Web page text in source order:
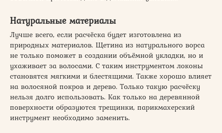
Натуральные материалы
Лучше всего, если расчёска будет изготовлена из
природных материалов. Щетина из натурального ворса
не только поможет в создании объёмной укладки, но и
ухаживает за волосами. С таким инструментом локоны
становятся мягкими и блестящими. Также хорошо влияет
на волосяной покров и дерево. Только такую расчёску
нельзя долго использовать. Как только на деревянной
поверхности образуются трещинки, парикмахерский
инструмент необходимо заменить.